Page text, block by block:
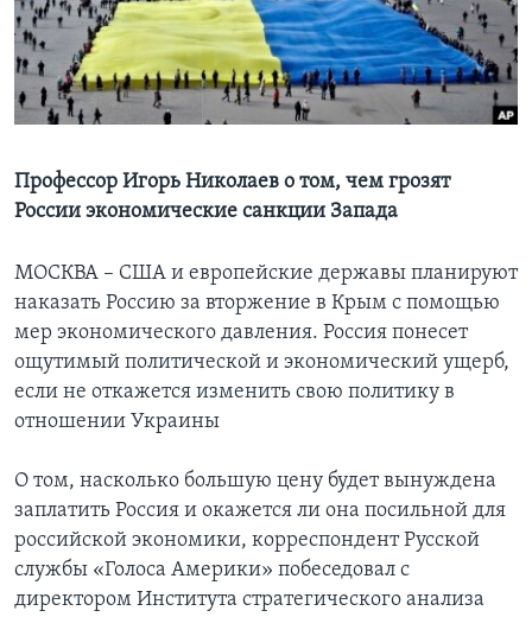
Learning English
СОЦИАЛЬНЫЕ СЕТИ
Языки
Профессор Игорь Николаев о том, чем грозят
России экономические санкции Запада
МОСКВА – США и европейские державы планируют
наказать Россию за вторжение в Крым с помощью
мер экономического давления. Россия понесет
ощутимый политической и экономический ущерб,
если не откажется изменить свою политику в
отношении Украины
О том, насколько большую цену будет вынуждена
заплатить Россия и окажется ли она посильной для
российской экономики, корреспондент Русской
службы «Голоса Америки» побеседовал с
директором Института стратегического анализа